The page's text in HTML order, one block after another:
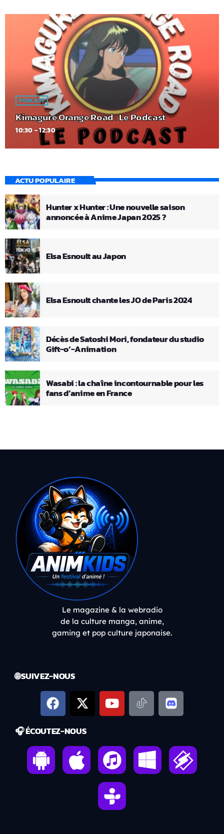
PODCAST
Kimagure Orange Road : Le Podcast
10:30 - 12:30
ACTU POPULAIRE
Hunter x Hunter : Une nouvelle saison
annoncée à Anime Japan 2025 ?
Elsa Esnoult au Japon
Elsa Esnoult chante les JO de Paris 2024
Décès de Satoshi Mori, fondateur du studio
Gift-o’-Animation
Wasabi : la chaîne incontournable pour les
fans d’anime en France
Le magazine & la webradio
de la culture manga, anime,
gaming et pop culture japonaise.
🌐 SUIVEZ-NOUS
🎧 ÉCOUTEZ-NOUS